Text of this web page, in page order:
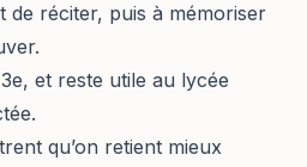
de réciter, puis à mémoriser
et reste utile au lycée
qu’on retient mieux